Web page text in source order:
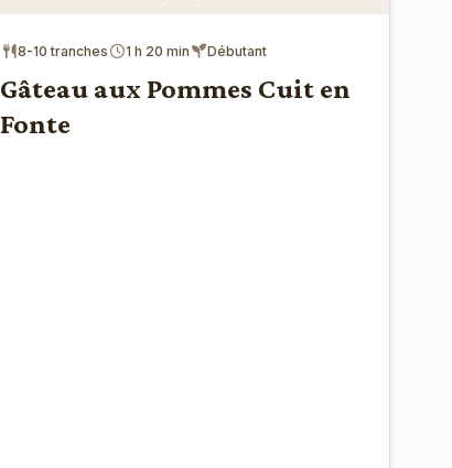
8-10 tranches 1 h 20 min Débutant
Gâteau aux Pommes Cuit en
Fonte